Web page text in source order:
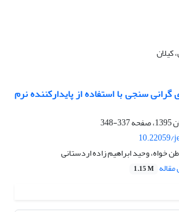
کیلان
سنجی با استفاده از پایدارکننده نرم
337-348
10.22059/
خواه، وحید ابراهیم زاده اردستانی
1.15 M